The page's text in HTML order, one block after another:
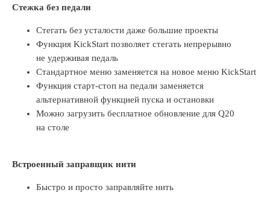
Стежка без педали
Стегать без усталости даже большие проекты
Функция KickStart позволяет стегать непрерывно
не удерживая педаль
Стандартное меню заменяется на новое меню KickStart
Функция старт-стоп на педали заменяется
альтернативной функцией пуска и остановки
Можно загрузить бесплатное обновление для Q20
на столе
Встроенный заправщик нити
Быстро и просто заправляйте нить